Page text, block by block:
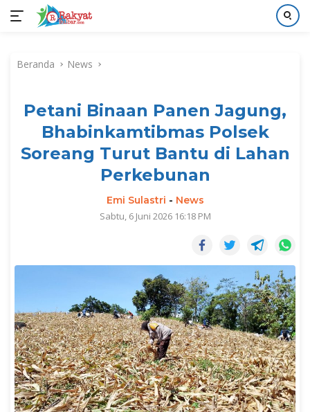
kontenBeranda News
Petani Binaan Panen Jagung,
Bhabinkamtibmas Polsek
Soreang Turut Bantu di Lahan
Perkebunan
Emi Sulastri - News
Sabtu, 6 Juni 2026 16:18 PM